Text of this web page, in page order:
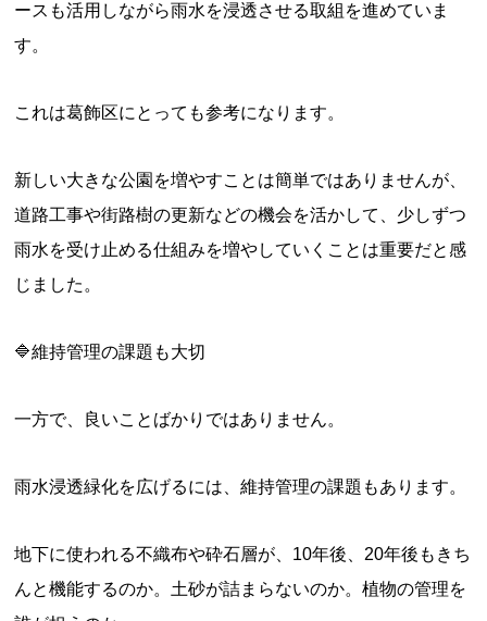
ースも活用しながら雨水を浸透させる取組を進めていま
す。
これは葛飾区にとっても参考になります。
新しい大きな公園を増やすことは簡単ではありませんが、
道路工事や街路樹の更新などの機会を活かして、少しずつ
雨水を受け止める仕組みを増やしていくことは重要だと感
じました。
🔷維持管理の課題も大切
一方で、良いことばかりではありません。
雨水浸透緑化を広げるには、維持管理の課題もあります。
地下に使われる不織布や砕石層が、10年後、20年後もきち
んと機能するのか。土砂が詰まらないのか。植物の管理を